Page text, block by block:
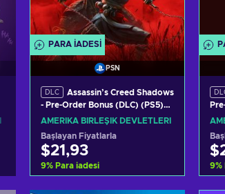
PARA IADESI
PSN
DLC
Assassin’s Creed Shadows
- Pre-Order Bonus (DLC) (PS5)
PSN Key UNITED STATES
AMERIKA BIRLEŞIK DEVLETLERI
Başlayan Fiyatlarla
$21,93
9% Para iadesi 9%